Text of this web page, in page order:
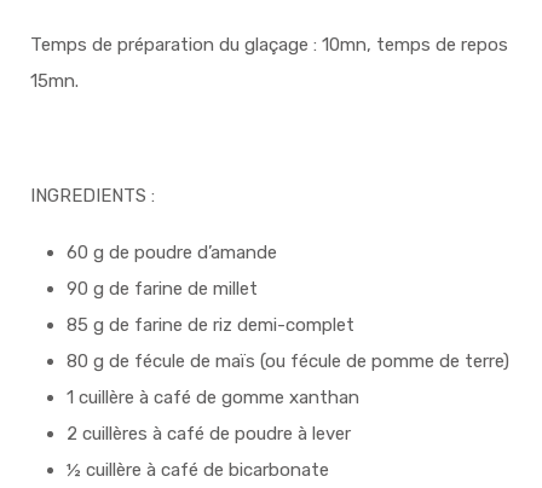
Temps de préparation du glaçage : 10mn, temps de repos
15mn.
INGREDIENTS :
60 g de poudre d’amande
90 g de farine de millet
85 g de farine de riz demi-complet
80 g de fécule de maïs (ou fécule de pomme de terre)
1 cuillère à café de gomme xanthan
2 cuillères à café de poudre à lever
½ cuillère à café de bicarbonate